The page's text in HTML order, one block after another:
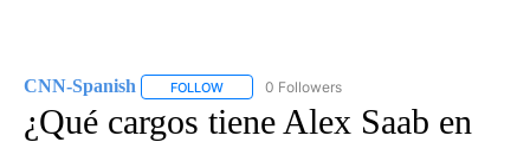
CNN-Spanish FOLLOW FOLLOW "CNN-SPANISH" TO RECEIVE
0 Followers
¿Qué cargos tiene Alex Saab en